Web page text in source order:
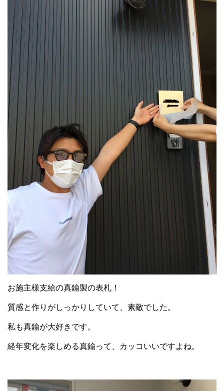
お施主様支給の真鍮製の表札！
質感と作りがしっかりしていて、素敵でした。
私も真鍮が大好きです。
経年変化を楽しめる真鍮って、カッコいいですよね。